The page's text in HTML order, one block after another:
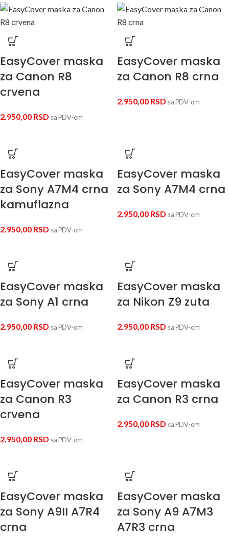
EasyCover maska
za Canon R8
crvena
2.950,00 RSD sa PDV-om
EasyCover maska
za Canon R8 crna
2.950,00 RSD sa PDV-om
EasyCover maska
za Sony A7M4 crna
kamuflazna
2.950,00 RSD sa PDV-om
EasyCover maska
za Sony A7M4 crna
2.950,00 RSD sa PDV-om
EasyCover maska
za Sony A1 crna
2.950,00 RSD sa PDV-om
EasyCover maska
za Nikon Z9 zuta
2.950,00 RSD sa PDV-om
EasyCover maska
za Canon R3
crvena
2.950,00 RSD sa PDV-om
EasyCover maska
za Canon R3 crna
2.950,00 RSD sa PDV-om
EasyCover maska
za Sony A9II A7R4
crna
EasyCover maska
za Sony A9 A7M3
A7R3 crna